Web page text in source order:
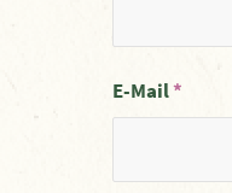
E-Mail*